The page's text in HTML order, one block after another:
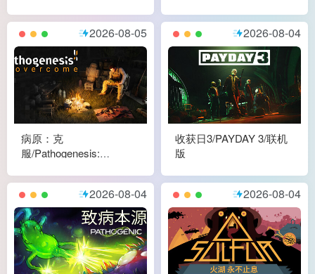
Enhanced Edition
2026-08-05
病原：克
服/Pathogenesis:
2026-08-04
收获日3/PAYDAY 3/联机
版
2026-08-04 2026-08-04